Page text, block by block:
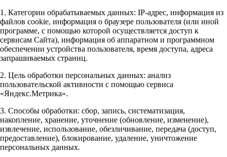
1. Категории обрабатываемых данных: IP-адрес, информация из
файлов cookie, информация о браузере пользователя (или иной
программе, с помощью которой осуществляется доступ к
сервисам Сайта), информация об аппаратном и программном
обеспечении устройства пользователя, время доступа, адреса
запрашиваемых страниц.
2. Цель обработки персональных данных: анализ
пользовательской активности с помощью сервиса
«Яндекс.Метрика».
3. Способы обработки: сбор, запись, систематизация,
накопление, хранение, уточнение (обновление, изменение),
извлечение, использование, обезличивание, передача (доступ,
предоставление), блокирование, удаление, уничтожение
персональных данных.